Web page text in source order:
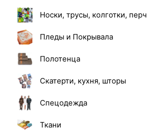
Носки, трусы, колготки,
Пледы и Покрывала
Полотенца
Скатерти, кухня, шторы
Спецодежда
Ткани